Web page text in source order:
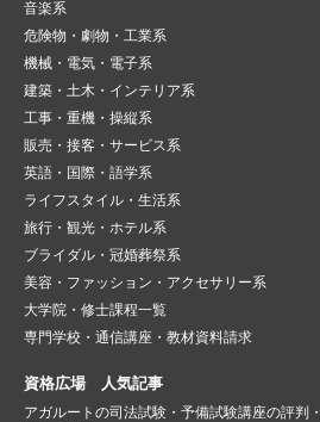
音楽系
危険物・劇物・工業系
機械・電気・電子系
建築・土木・インテリア系
工事・重機・操縦系
販売・接客・サービス系
英語・国際・語学系
ライフスタイル・生活系
旅行・観光・ホテル系
ブライダル・冠婚葬祭系
美容・ファッション・アクセサリー系
大学院・修士課程一覧
専門学校・通信講座・教材資料請求
資格広場 人気記事
アガルートの司法試験・予備試験講座の評判